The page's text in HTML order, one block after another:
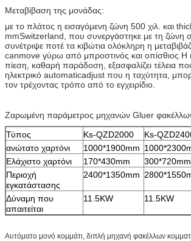
Μεταβίβαση της μονάδας:
με το πλάτος η εισαγόμενη ζώνη 500 χιλ. και
mmSwitzerland, που συνεργάστηκε με τη ζώνη
συνέτριψε ποτέ τα κιβώτια ολόκληρη η
canmove γύρω από μπροστινός και οπίσθιος Η
πίεση, καθαρή παράδοση, εξασφαλίζει τέλεια
ηλεκτρικό automaticadjust που η ταχύτητα,
τον τρέχοντας τρόπο από το εγχειρίδιο.
Ζαρωμένη παράμετρος μηχανών Gluer
Τύπος
Ks-QZD2000 Ks-
ανώτατο χαρτόνι
1000*1900mm
Ελάχιστο χαρτόνι
170*430mm 300*720mm
Περιοχή
εγκατάστασης
2400*1350mm
Δύναμη που
απαιτείται
11.5KW 11.5KW
Αυτόματο μονό κομμάτι, διπλή μηχανή φακέλλων